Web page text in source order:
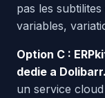
pas les
variables,
Option C :
dedie a Dolibarr.
un service